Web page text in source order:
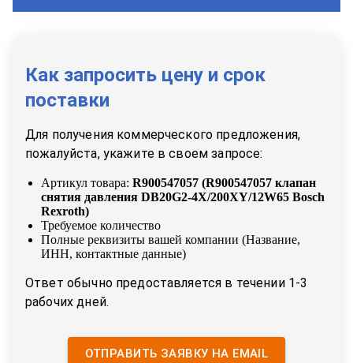
Как запросить цену и срок
поставки
Для получения коммерческого предложения,
пожалуйста, укажите в своем запросе:
Артикул товара: R900547057 (R900547057 клапан
снятия давления DB20G2-4X/200XY/12W65 Bosch
Rexroth)
Требуемое количество
Полные реквизиты вашей компании (Название,
ИНН, контактные данные)
Ответ обычно предоставляется в течении 1-3
рабочих дней.
ОТПРАВИТЬ ЗАЯВКУ НА EMAIL